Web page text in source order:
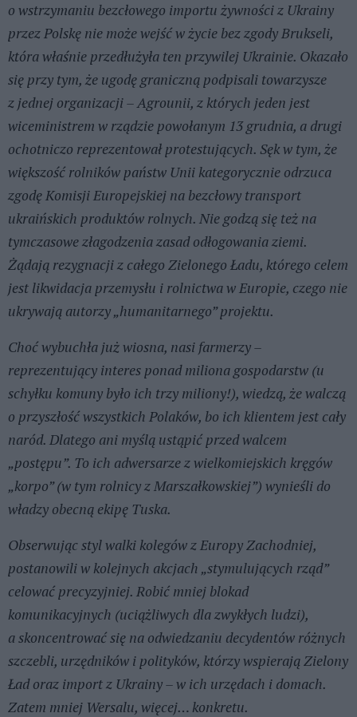
o wstrzymaniu bezcłowego importu żywności z Ukrainy
przez Polskę nie może wejść w życie bez zgody Brukseli,
która właśnie przedłużyła ten przywilej Ukrainie. Okazało
się przy tym, że ugodę graniczną podpisali towarzysze
z jednej organizacji – Agrounii, z których jeden jest
wiceministrem w rządzie powołanym 13 grudnia, a drugi
ochotniczo reprezentował protestujących. Sęk w tym, że
większość rolników państw Unii kategorycznie odrzuca
zgodę Komisji Europejskiej na bezcłowy transport
ukraińskich produktów rolnych. Nie godzą się też na
tymczasowe złagodzenia zasad odłogowania ziemi.
Żądają rezygnacji z całego Zielonego Ładu, którego celem
jest likwidacja przemysłu i rolnictwa w Europie, czego nie
ukrywają autorzy „humanitarnego” projektu.
Choć wybuchła już wiosna, nasi farmerzy –
reprezentujący interes ponad miliona gospodarstw (u
schyłku komuny było ich trzy miliony!), wiedzą, że walczą
o przyszłość wszystkich Polaków, bo ich klientem jest cały
naród. Dlatego ani myślą ustąpić przed walcem
„postępu”. To ich adwersarze z wielkomiejskich kręgów
„korpo” (w tym rolnicy z Marszałkowskiej”) wynieśli do
władzy obecną ekipę Tuska.
Obserwując styl walki kolegów z Europy Zachodniej,
postanowili w kolejnych akcjach „stymulujących rząd”
celować precyzyjniej. Robić mniej blokad
komunikacyjnych (uciążliwych dla zwykłych ludzi),
a skoncentrować się na odwiedzaniu decydentów różnych
szczebli, urzędników i polityków, którzy wspierają Zielony
Ład oraz import z Ukrainy – w ich urzędach i domach.
Zatem mniej Wersalu, więcej… konkretu.